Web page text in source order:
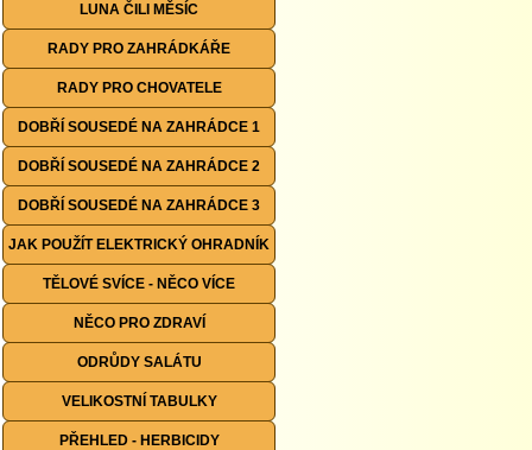
LUNA ČILI MĚSÍC
RADY PRO ZAHRÁDKÁŘE
RADY PRO CHOVATELE
DOBŘÍ SOUSEDÉ NA ZAHRÁDCE 1
DOBŘÍ SOUSEDÉ NA ZAHRÁDCE 2
DOBŘÍ SOUSEDÉ NA ZAHRÁDCE 3
JAK POUŽÍT ELEKTRICKÝ OHRADNÍK
TĚLOVÉ SVÍCE - NĚCO VÍCE
NĚCO PRO ZDRAVÍ
ODRŮDY SALÁTU
VELIKOSTNÍ TABULKY
PŘEHLED - HERBICIDY